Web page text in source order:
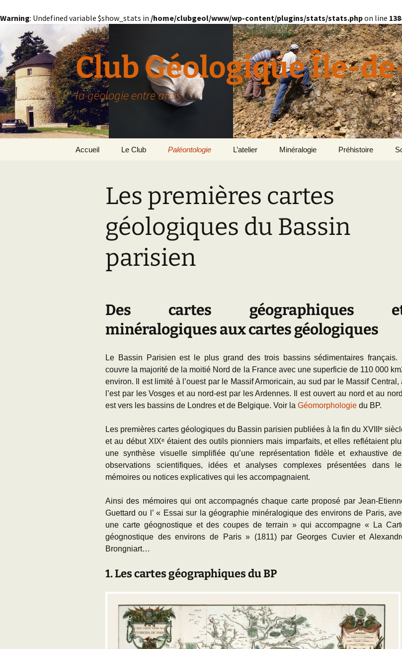
Warning: Undefined variable $show_stats in /home/clubgeol/www/wp-content/plugins/stats/stats.phpon line
au
contenu
Club Géologique Île-
la géologie entre amis
Accueil Le Club
Paris
Grignon
Documents (accès
restreint)
Paléontologie
Le Bassin Parisien
Géomorphologie du
Bassin parisien
Paléogéographie* du
Bassin parisien
Transgression/Régression
marine
détermination des
fossiles de l’Eocène du
BP
GRIGNON – 78 Le Domaine de Grignon
Exposition permanente
et Galerie de Photos
ans de Grignon
Grignon menacé !!
Les Travaux de l’Equipe
Les Travaux des
Equipiers
L’atelier Minéralogie
Pétrographie
Préhistoire
Les premières cartes
géologiques du Bassin
parisien
Des cartes géographiques
minéralogiques aux cartes géologiques
Le Bassin Parisien est le plus grand des trois bassins sédimentaires français. Il
couvre la majorité de la moitié Nord de la France avec une superficie de 110 000
environ. Il est limité à l’ouest par le Massif Armoricain, au sud par le Massif Central,
l’est par les Vosges et au nord-est par les Ardennes. Il est ouvert au nord et au
est vers les bassins de Londres et de Belgique. Voir la Géomorphologie du BP.
Les premières cartes géologiques du Bassin parisien publiées à la fin du XVIIIᵉ
et au début XIXᵉ étaient des outils pionniers mais imparfaits, et elles reflétaient
une synthèse visuelle simplifiée qu’une représentation fidèle et exhaustive
observations scientifiques, idées et analyses complexes présentées dans
mémoires ou notices explicatives qui les accompagnaient.
Ainsi des mémoires qui ont accompagnés chaque carte proposé par Jean-
Guettard ou l’ « Essai sur la géographie minéralogique des environs de Paris,
une carte géognostique et des coupes de terrain » qui accompagne « La
géognostique des environs de Paris » (1811) par Georges Cuvier et
Brongniart…
1. Les cartes géographiques du BP